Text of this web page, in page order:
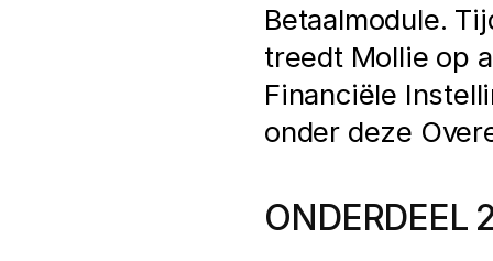
Betaalmodule.
treedt Mollie op
Financiële
onder deze
ONDERDEEL